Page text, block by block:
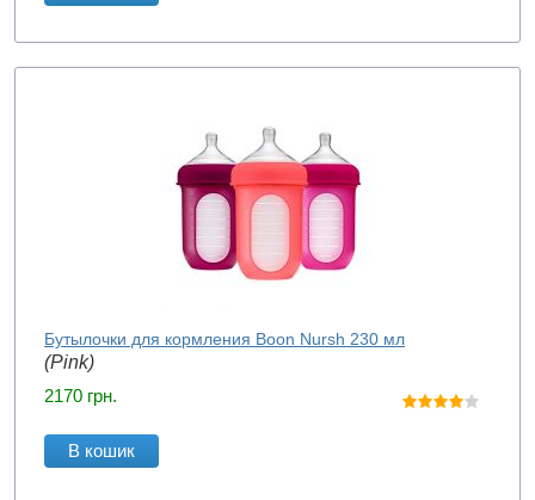
Бутылочки для кормления Boon Nursh 230 мл
(Pink)
2170 грн.
В кошик